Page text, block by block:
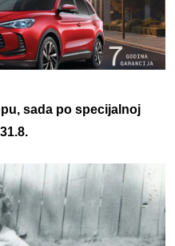
sada po specijalnoj